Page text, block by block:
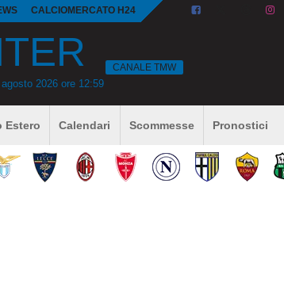
CALCIOMERCATO H24
2026 ore 12:59
CANALE TMW
Estero Calendari Scommesse Pronostici